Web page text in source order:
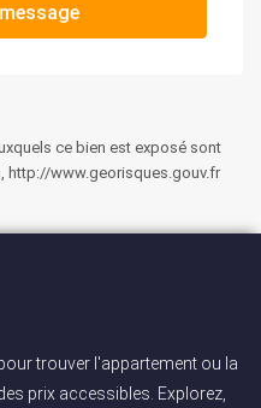
ce bien est exposé sont
http://www.georisques.gouv.fr
trouver l'appartement ou la
prix accessibles. Explorez,